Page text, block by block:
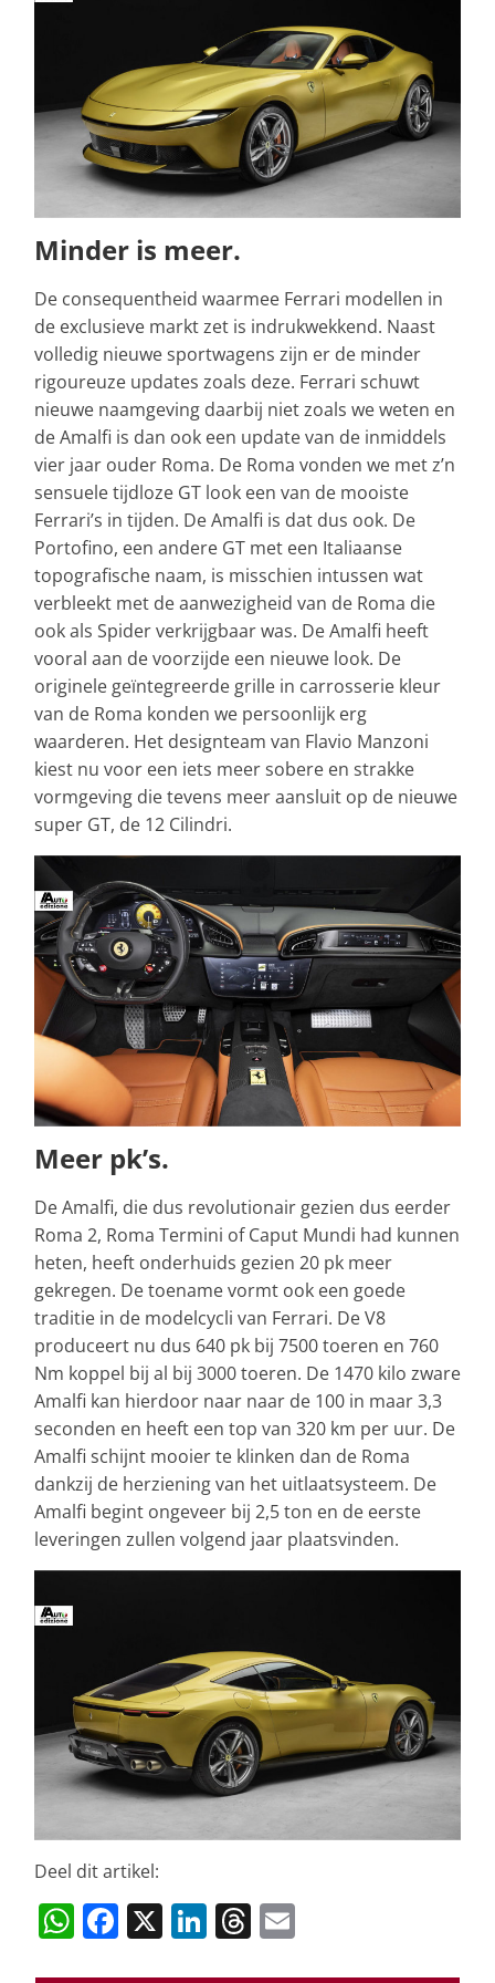
Minder is meer.
De consequentheid waarmee Ferrari modellen in
de exclusieve markt zet is indrukwekkend. Naast
volledig nieuwe sportwagens zijn er de minder
rigoureuze updates zoals deze. Ferrari schuwt
nieuwe naamgeving daarbij niet zoals we weten en
de Amalfi is dan ook een update van de inmiddels
vier jaar ouder Roma. De Roma vonden we met z’n
sensuele tijdloze GT look een van de mooiste
Ferrari’s in tijden. De Amalfi is dat dus ook. De
Portofino, een andere GT met een Italiaanse
topografische naam, is misschien intussen wat
verbleekt met de aanwezigheid van de Roma die
ook als Spider verkrijgbaar was. De Amalfi heeft
vooral aan de voorzijde een nieuwe look. De
originele geïntegreerde grille in carrosserie kleur
van de Roma konden we persoonlijk erg
waarderen. Het designteam van Flavio Manzoni
kiest nu voor een iets meer sobere en strakke
vormgeving die tevens meer aansluit op de nieuwe
super GT, de 12 Cilindri.
Meer pk’s.
De Amalfi, die dus revolutionair gezien dus eerder
Roma 2, Roma Termini of Caput Mundi had kunnen
heten, heeft onderhuids gezien 20 pk meer
gekregen. De toename vormt ook een goede
traditie in de modelcycli van Ferrari. De V8
produceert nu dus 640 pk bij 7500 toeren en 760
Nm koppel bij al bij 3000 toeren. De 1470 kilo zware
Amalfi kan hierdoor naar naar de 100 in maar 3,3
seconden en heeft een top van 320 km per uur. De
Amalfi schijnt mooier te klinken dan de Roma
dankzij de herziening van het uitlaatsysteem. De
Amalfi begint ongeveer bij 2,5 ton en de eerste
leveringen zullen volgend jaar plaatsvinden.
Deel dit artikel:
W F X Li T